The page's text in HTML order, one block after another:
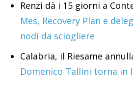
Renzi dà i 15 giorni a
Mes, Recovery Plan e
nodi da sciogliere
Calabria, il Riesame
Domenico Tallini torna in